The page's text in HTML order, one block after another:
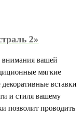
2»
внимания вашей
мягкие
вставки
и стиля вашему
позволит проводить